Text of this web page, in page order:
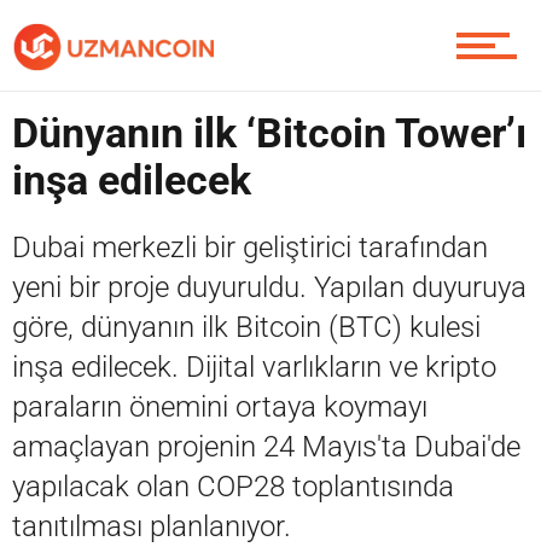
Piyasa
Soru Sor
Contact / İletişim
Dünyanın ilk ‘Bitcoin Tower’ı
inşa edilecek
Dubai merkezli bir geliştirici tarafından
yeni bir proje duyuruldu. Yapılan duyuruya
göre, dünyanın ilk Bitcoin (BTC) kulesi
inşa edilecek. Dijital varlıkların ve kripto
paraların önemini ortaya koymayı
amaçlayan projenin 24 Mayıs'ta Dubai'de
yapılacak olan COP28 toplantısında
tanıtılması planlanıyor.